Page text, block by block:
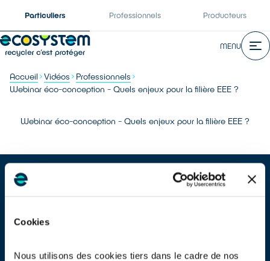
Cookies
Nous utilisons des cookies tiers dans le cadre de nos
Particuliers Professionnels Producteurs
MENU
Accueil Vidéos
Professionnels
Webinar éco-conception - Quels enjeux pour la filière EEE ?
Webinar éco-conception - Quels enjeux pour la filière EEE ?
des matières et des produits. Saison 1